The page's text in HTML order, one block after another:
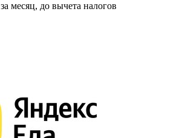
за месяц, до вычета налогов